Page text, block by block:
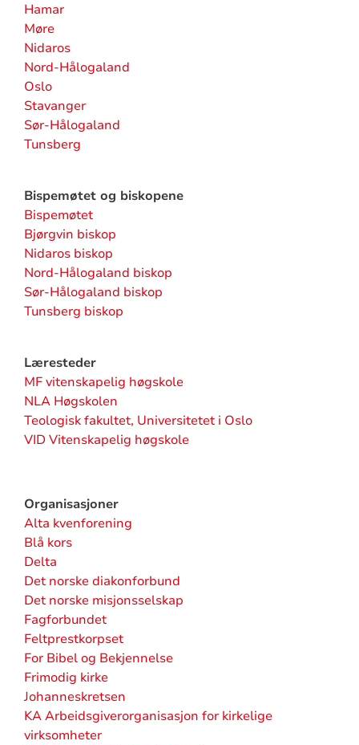
Hamar
Møre
Nidaros
Nord-Hålogaland
Oslo
Stavanger
Sør-Hålogaland
Tunsberg
Bispemøtet og biskopene
Bispemøtet
Bjørgvin biskop
Nidaros biskop
Nord-Hålogaland biskop
Sør-Hålogaland biskop
Tunsberg biskop
Læresteder
MF vitenskapelig høgskole
NLA Høgskolen
Teologisk fakultet, Universitetet i Oslo
VID Vitenskapelig høgskole
Organisasjoner
Alta kvenforening
Blå kors
Delta
Det norske diakonforbund
Det norske misjonsselskap
Fagforbundet
Feltprestkorpset
For Bibel og Bekjennelse
Frimodig kirke
Johanneskretsen
KA Arbeidsgiverorganisasjon for kirkelige
virksomheter